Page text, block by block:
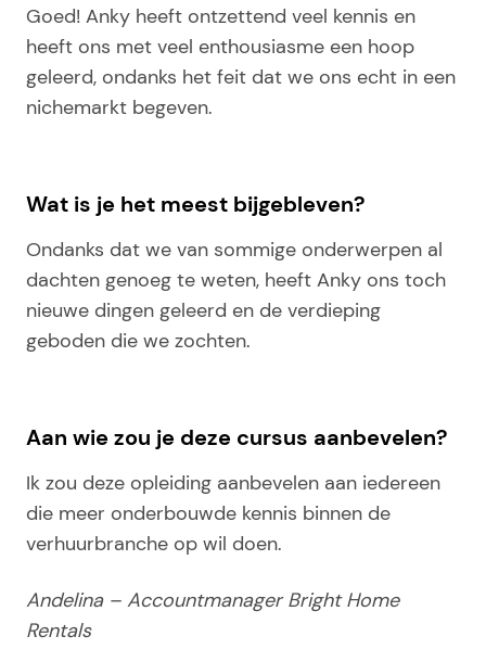
Goed! Anky heeft ontzettend veel kennis en
heeft ons met veel enthousiasme een hoop
geleerd, ondanks het feit dat we ons echt in een
nichemarkt begeven.
Wat is je het meest bijgebleven?
Ondanks dat we van sommige onderwerpen al
dachten genoeg te weten, heeft Anky ons toch
nieuwe dingen geleerd en de verdieping
geboden die we zochten.
Aan wie zou je deze cursus aanbevelen?
Ik zou deze opleiding aanbevelen aan iedereen
die meer onderbouwde kennis binnen de
verhuurbranche op wil doen.
Andelina – Accountmanager Bright Home
Rentals